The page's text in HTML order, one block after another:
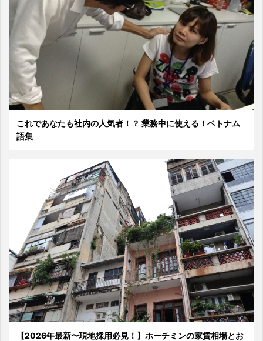
これであなたも社内の人気者！？ 業務中に使える！ベトナム
語集
【2026年最新〜現地採用必見！】ホーチミンの家賃相場とお